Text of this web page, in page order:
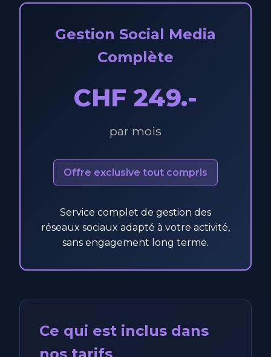
Gestion Social Media
Complète
CHF 249.-
par mois
Offre exclusive tout compris
Service complet de gestion des
réseaux sociaux adapté à votre activité,
sans engagement long terme.
Ce qui est inclus dans
nos tarifs